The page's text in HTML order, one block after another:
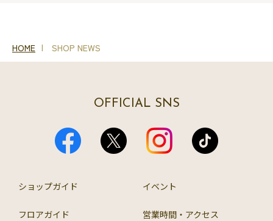
HOME SHOP NEWS
OFFICIAL SNS
ショップガイド イベント
フロアガイド 営業時間・アクセス